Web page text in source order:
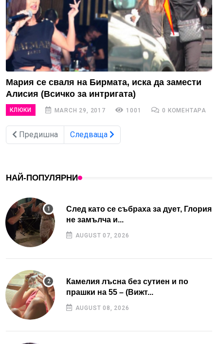
Мария се сваля на Бирмата, иска да замести
Алисия (Всичко за интригата)
КЛЮКИ MARCH 29, 2017 1001 0 КОМЕНТАРА
Предишна Следваща
НАЙ-ПОПУЛЯРНИ
След като се събраха за дует, Глория
не замълча и...
AUGUST 07, 2026
Камелия лъсна без сутиен и по
прашки на 55 – (Вижт...
AUGUST 08, 2026